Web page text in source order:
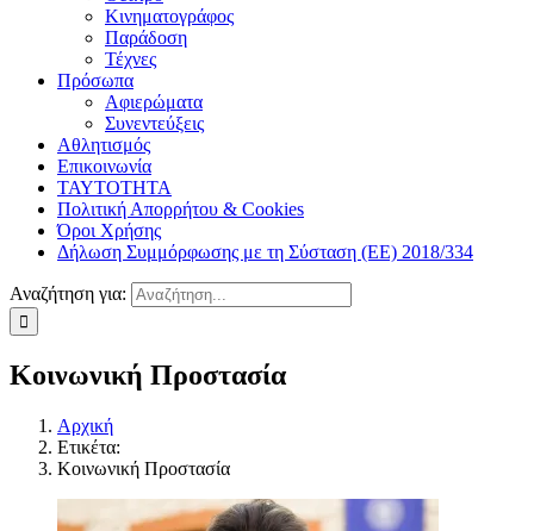
Κινηματογράφος
Παράδοση
Τέχνες
Πρόσωπα
Αφιερώματα
Συνεντεύξεις
Αθλητισμός
Επικοινωνία
ΤΑΥΤΟΤΗΤΑ
Πολιτική Απορρήτου & Cookies
Όροι Χρήσης
Δήλωση Συμμόρφωσης με τη Σύσταση (ΕΕ) 2018/334
Αναζήτηση για:
Κοινωνική Προστασία
Αρχική
Ετικέτα:
Κοινωνική Προστασία